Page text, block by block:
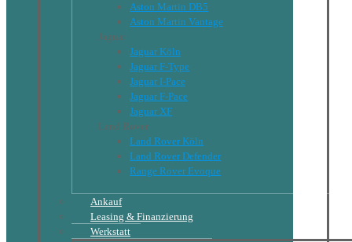
Aston Martin DB5
Aston Martin Vantage
Jaguar
Jaguar Köln
Jaguar F-Type
Jaguar I-Pace
Jaguar F-Pace
Jaguar XF
Land Rover
Land Rover Köln
Land Rover Defender
Range Rover Evoque
Ankauf
Leasing & Finanzierung
Werkstatt